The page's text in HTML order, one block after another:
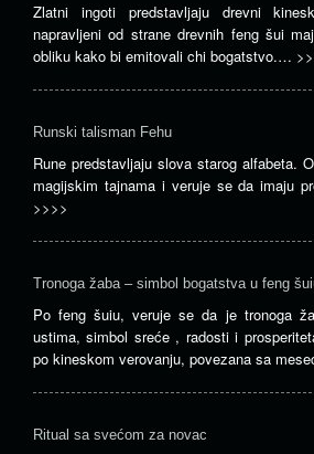
Zlatni ingoti predstavljaju drevni
napravljeni od strane drevnih feng šui
obliku kako bi emitovali chi bogatstvo.…
Runski talisman Fehu
Rune predstavljaju slova starog alfabeta.
magijskim tajnama i veruje se da imaju
>>>>
Tronoga žaba – simbol bogatstva u feng
Po feng šuiu, veruje se da je tronoga
ustima, simbol sreće , radosti i
po kineskom verovanju, povezana sa
Ritual sa svećom za novac